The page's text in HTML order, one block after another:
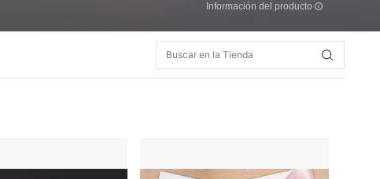
Información del producto